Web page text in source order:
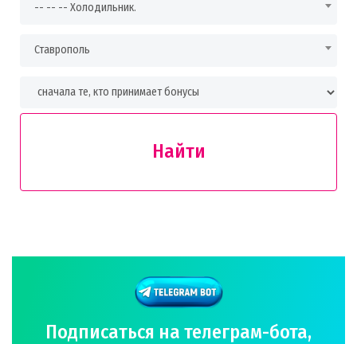
-- -- -- Холодильник.
Ставрополь
Найти
Подписаться на телеграм-бота,